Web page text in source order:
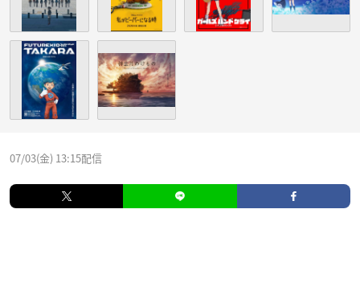
07/03(金) 13:15配信